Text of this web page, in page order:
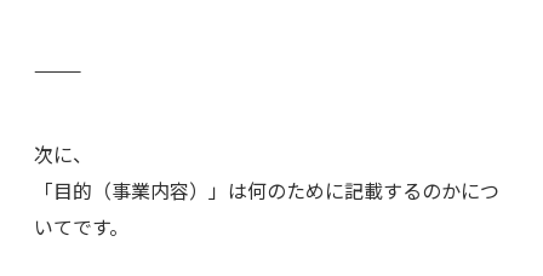
⸻
次に、
「目的（事業内容）」は何のために記載するのかにつ
いてです。